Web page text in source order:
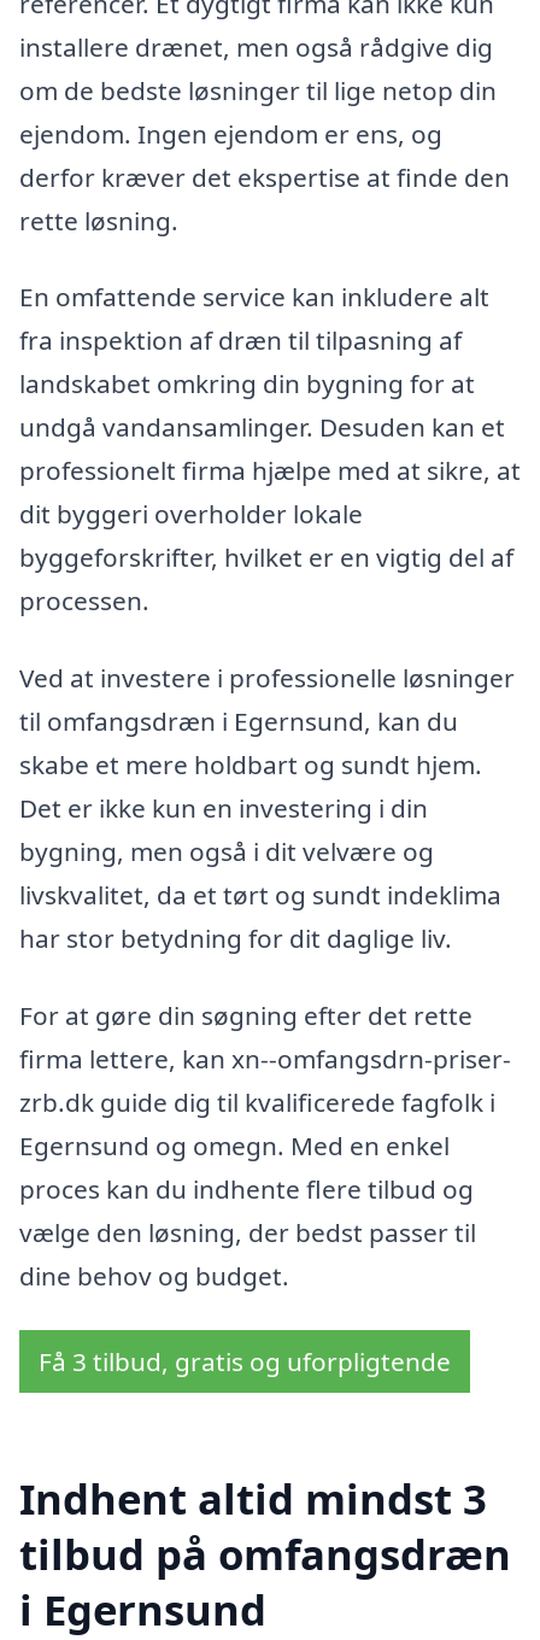
installere drænet, men også rådgive dig
om de bedste løsninger til lige netop din
ejendom. Ingen ejendom er ens, og
derfor kræver det ekspertise at finde den
rette løsning.
En omfattende service kan inkludere alt
fra inspektion af dræn til tilpasning af
landskabet omkring din bygning for at
undgå vandansamlinger. Desuden kan et
professionelt firma hjælpe med at sikre, at
dit byggeri overholder lokale
byggeforskrifter, hvilket er en vigtig del af
processen.
Ved at investere i professionelle løsninger
til omfangsdræn i Egernsund, kan du
skabe et mere holdbart og sundt hjem.
Det er ikke kun en investering i din
bygning, men også i dit velvære og
livskvalitet, da et tørt og sundt indeklima
har stor betydning for dit daglige liv.
For at gøre din søgning efter det rette
firma lettere, kan xn--omfangsdrn-priser-
zrb.dk guide dig til kvalificerede fagfolk i
Egernsund og omegn. Med en enkel
proces kan du indhente flere tilbud og
vælge den løsning, der bedst passer til
dine behov og budget.
Få 3 tilbud, gratis og uforpligtende
Indhent altid mindst 3
tilbud på omfangsdræn
i Egernsund